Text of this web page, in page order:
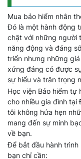
Mua bảo hiểm nhân
Đó là một hành động
chặt với những người
năng động và đáng
triển nhưng những
xứng đáng có được
sự hiểu và trân trọng
Học viện Bảo hiểm tự
cho nhiều gia đình tại
tôi không hứa hẹn
mang đến sự minh
về bạn.
Để bắt đầu hành trình
bạn chỉ cần: